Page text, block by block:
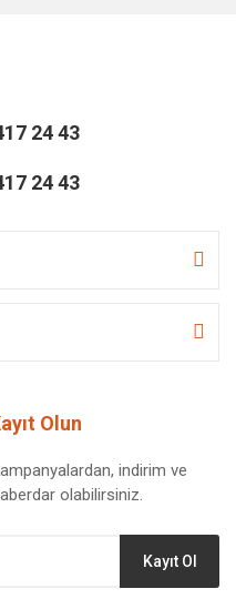
24 43
24 43
Olun
indirim ve
olabilirsiniz.
Kayıt Ol